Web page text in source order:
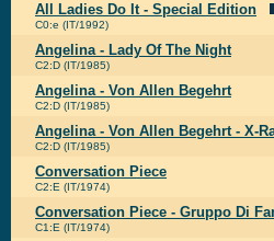
All Ladies Do It - Special Edition
C0:e (IT/1992)
Angelina - Lady Of The Night
C2:D (IT/1985)
Angelina - Von Allen Begehrt
C2:D (IT/1985)
Angelina - Von Allen Begehrt - X-
C2:D (IT/1985)
Conversation Piece
C2:E (IT/1974)
Conversation Piece - Gruppo Di
C1:E (IT/1974)